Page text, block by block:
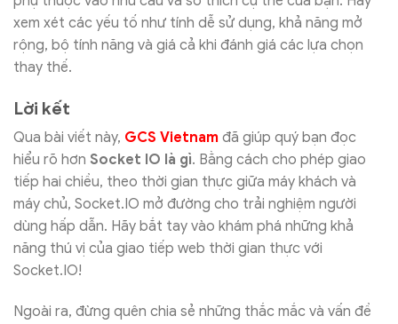
xem xét các yếu tố như tính dễ sử dụng, khả năng mở
rộng, bộ tính năng và giá cả khi đánh giá các lựa chọn
thay thế.
Lời kết
Qua bài viết này, GCS Vietnam đã giúp quý bạn đọc
hiểu rõ hơn Socket IO là gì. Bằng cách cho phép giao
tiếp hai chiều, theo thời gian thực giữa máy khách và
máy chủ, Socket.IO mở đường cho trải nghiệm người
dùng hấp dẫn. Hãy bắt tay vào khám phá những khả
năng thú vị của giao tiếp web thời gian thực với
Socket.IO!
Ngoài ra, đừng quên chia sẻ những thắc mắc và vấn đề